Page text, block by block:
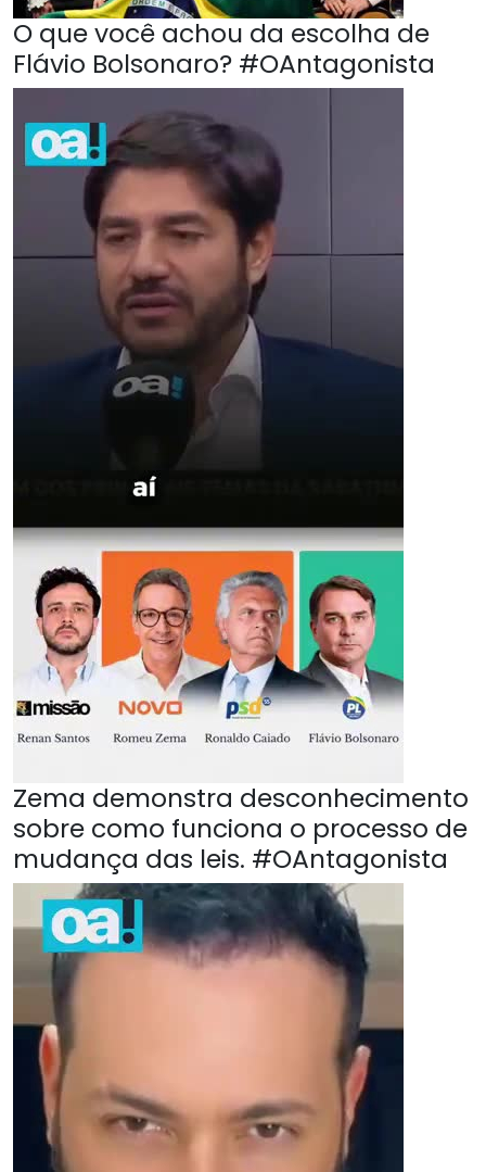
O que você achou da escolha de
Flávio Bolsonaro? #OAntagonista
Zema demonstra desconhecimento
sobre como funciona o processo de
mudança das leis. #OAntagonista